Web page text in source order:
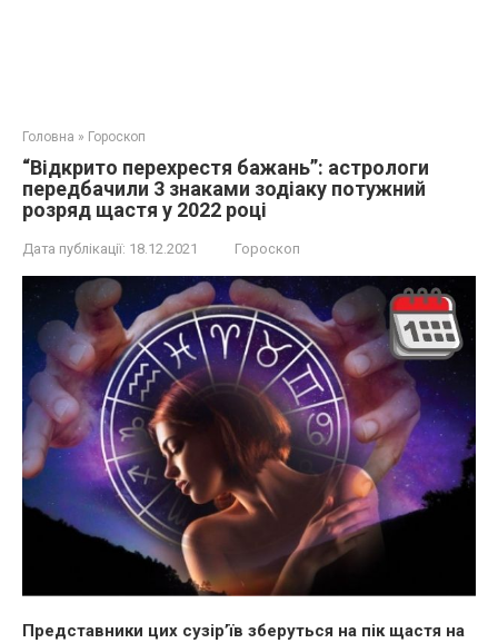
Головна » Гороскоп
“Відкрито перехрестя бажань”: астрологи
передбачили 3 знаками зодіаку потужний
розряд щастя у 2022 році
Дата публікації: 18.12.2021 Гороскоп
Представники цих сузір’їв зберуться на пік щастя на